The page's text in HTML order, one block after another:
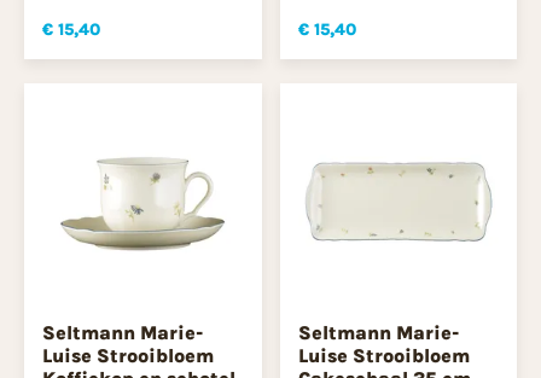
€ 15,40 € 15,40
Seltmann Marie-
Luise Strooibloem
Seltmann Marie-
Luise Strooibloem